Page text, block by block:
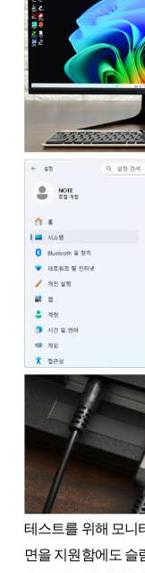
테스트를 위해 모니
면을 지원함에도 슬